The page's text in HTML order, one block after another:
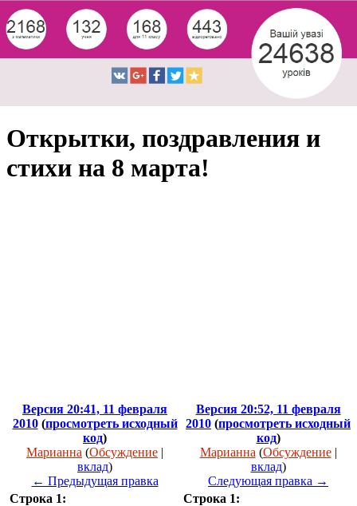
Открытки, поздравления и
стихи на 8 марта!
Версия 20:41, 11 февраля
2010(просмотреть исходный
код)
Марианна (Обсуждение |
вклад)
← Предыдущая правка
Версия 20:52, 11 февраля
2010 (просмотреть исходный
код)
Марианна (Обсуждение|
вклад)
Следующая правка →
Строка 1:
Строка 1: